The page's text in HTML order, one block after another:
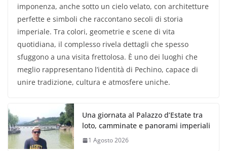
imponenza, anche sotto un cielo velato, con architetture
perfette e simboli che raccontano secoli di storia
imperiale. Tra colori, geometrie e scene di vita
quotidiana, il complesso rivela dettagli che spesso
sfuggono a una visita frettolosa. È uno dei luoghi che
meglio rappresentano l’identità di Pechino, capace di
unire tradizione, cultura e atmosfere uniche.
Una giornata al Palazzo d’Estate tra
loto, camminate e panorami imperiali
1 Agosto 2026